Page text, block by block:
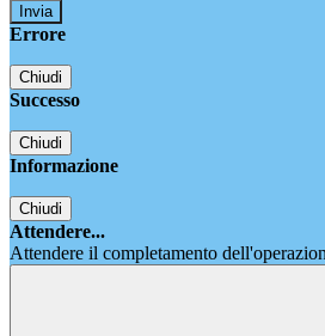
Errore
Chiudi
Successo
Chiudi
Informazione
Chiudi
Attendere...
Attendere il completamento